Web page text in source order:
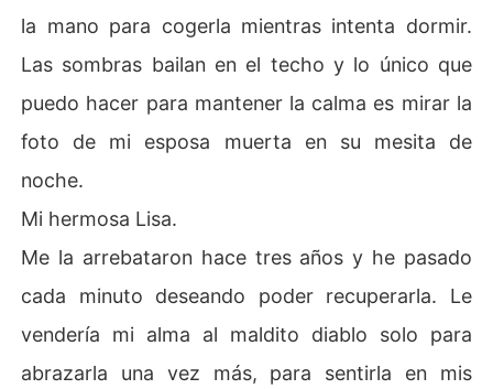
la mano para cogerla mientras intenta dormir.
Las sombras bailan en el techo y lo único que
puedo hacer para mantener la calma es mirar la
foto de mi esposa muerta en su mesita de
noche.
Mi hermosa Lisa.
Me la arrebataron hace tres años y he pasado
cada minuto deseando poder recuperarla. Le
vendería mi alma al maldito diablo solo para
abrazarla una vez más, para sentirla en mis